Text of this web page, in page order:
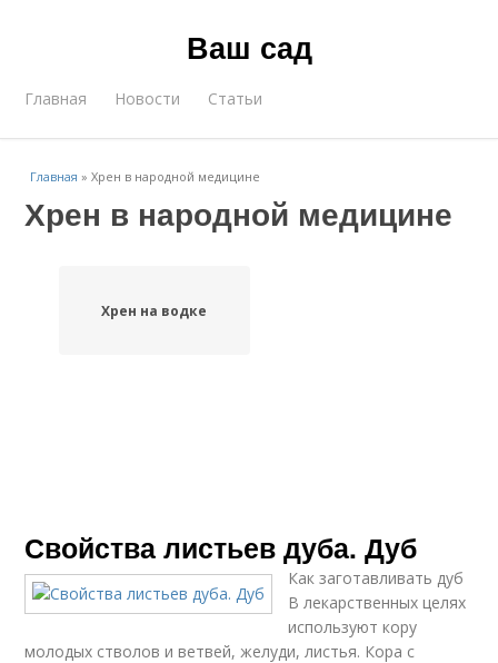
Ваш сад
Главная Новости Статьи
Главная »Хрен в народной медицине
Хрен в народной медицине
Хрен на водке
Свойства листьев дуба. Дуб
Как заготавливать дуб
В лекарственных целях
используют кору
молодых стволов и ветвей, желуди, листья. Кора с